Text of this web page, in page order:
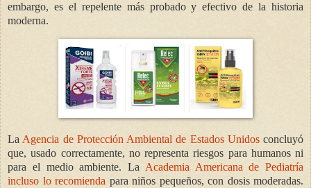
embargo, es el repelente más probado y efectivo de la historia
moderna.
La Agencia de Protección Ambiental de Estados Unidosconcluyó
que, usado correctamente, no representa riesgos para humanos ni
para el medio ambiente. La Academia Americana de Pediatría
incluso lo recomienda para niños pequeños, con dosis moderadas.